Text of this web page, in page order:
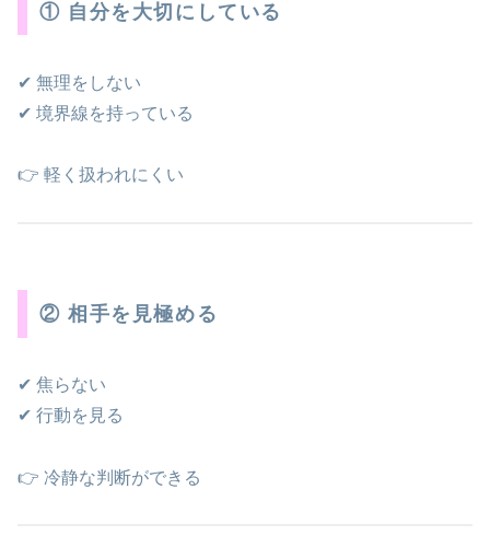
① 自分を大切にしている
✔ 無理をしない
✔ 境界線を持っている
👉 軽く扱われにくい
② 相手を見極める
✔ 焦らない
✔ 行動を見る
👉 冷静な判断ができる